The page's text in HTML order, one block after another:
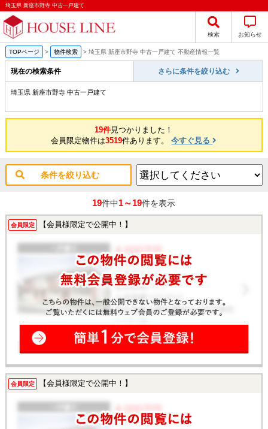
埼玉県 新座市野寺 中古一戸建て
検索 お知らせ
TOPページ > 物件検索 > 埼玉県 新座市野寺 中古一戸建て 不動産情報一覧
現在の検索条件 さらに条件を絞り込む
埼玉県 新座市野寺 中古一戸建て
19件見つかりました！
会員限定物件は3519件あります。今すぐ見る
条件を絞り込む
19件中1～19件を表示
会員限定 【会員様限定で公開中！】
会員限定 【会員様限定で公開中！】